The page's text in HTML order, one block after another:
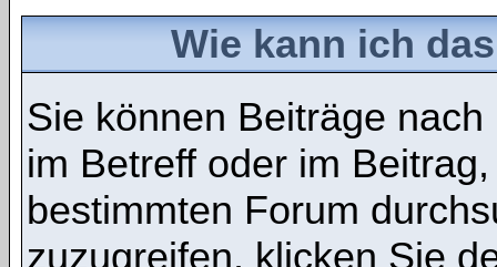
Wie kann ich
Sie können Beiträge
im Betreff oder im
bestimmten Forum
zuzugreifen, klicken Sie